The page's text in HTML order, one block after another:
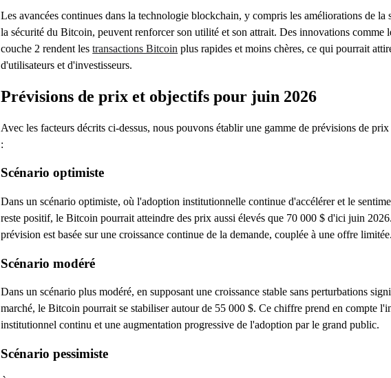
Les avancées continues dans la technologie blockchain, y compris les améliorations de la
la sécurité du Bitcoin, peuvent renforcer son utilité et son attrait. Des innovations comme
couche 2 rendent lestransactions Bitcoin plus rapides et moins chères, ce qui pourrait
d'utilisateurs et d'investisseurs.
Prévisions de prix et objectifs pour juin 2026
Avec les facteurs décrits ci-dessus, nous pouvons établir une gamme de prévisions de
:
Scénario optimiste
Dans un scénario optimiste, où l'adoption institutionnelle continue d'accélérer et le
reste positif, le Bitcoin pourrait atteindre des prix aussi élevés que 70 000 $ d'ici juin
prévision est basée sur une croissance continue de la demande, couplée à une offre limitée.
Scénario modéré
Dans un scénario plus modéré, en supposant une croissance stable sans perturbations
marché, le Bitcoin pourrait se stabiliser autour de 55 000 $. Ce chiffre prend en compte
institutionnel continu et une augmentation progressive de l'adoption par le grand public.
Scénario pessimiste